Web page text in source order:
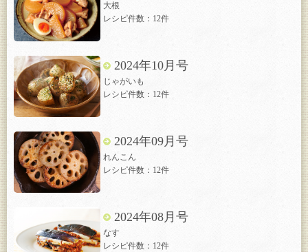
大根
レシピ件数：12件
2024年10月号
じゃがいも
レシピ件数：12件
2024年09月号
れんこん
レシピ件数：12件
2024年08月号
なす
レシピ件数：12件